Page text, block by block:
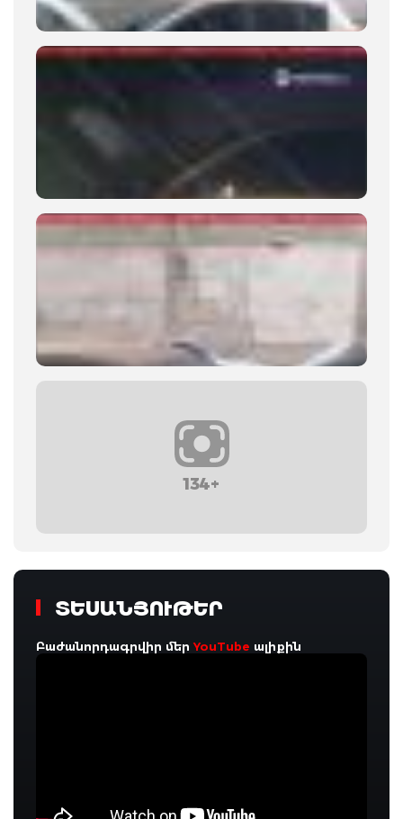
134+
ՏԵՍԱՆՅՈՒԹԵՐ
Բաժանորդագրվիր մերYouTube ալիքին